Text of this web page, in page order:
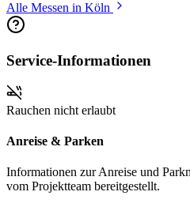
Alle Messen in Köln
Service-Informationen
Rauchen nicht erlaubt
Anreise & Parken
Informationen zur Anreise und
vom Projektteam bereitgestellt.